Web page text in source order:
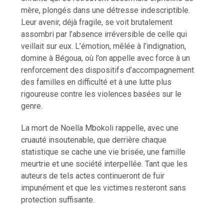
mère, plongés dans une détresse indescriptible.
Leur avenir, déjà fragile, se voit brutalement
assombri par l’absence irréversible de celle qui
veillait sur eux. L’émotion, mêlée à l’indignation,
domine à Bégoua, où l’on appelle avec force à un
renforcement des dispositifs d’accompagnement
des familles en difficulté et à une lutte plus
rigoureuse contre les violences basées sur le
genre.
La mort de Noella Mbokoli rappelle, avec une
cruauté insoutenable, que derrière chaque
statistique se cache une vie brisée, une famille
meurtrie et une société interpellée. Tant que les
auteurs de tels actes continueront de fuir
impunément et que les victimes resteront sans
protection suffisante.